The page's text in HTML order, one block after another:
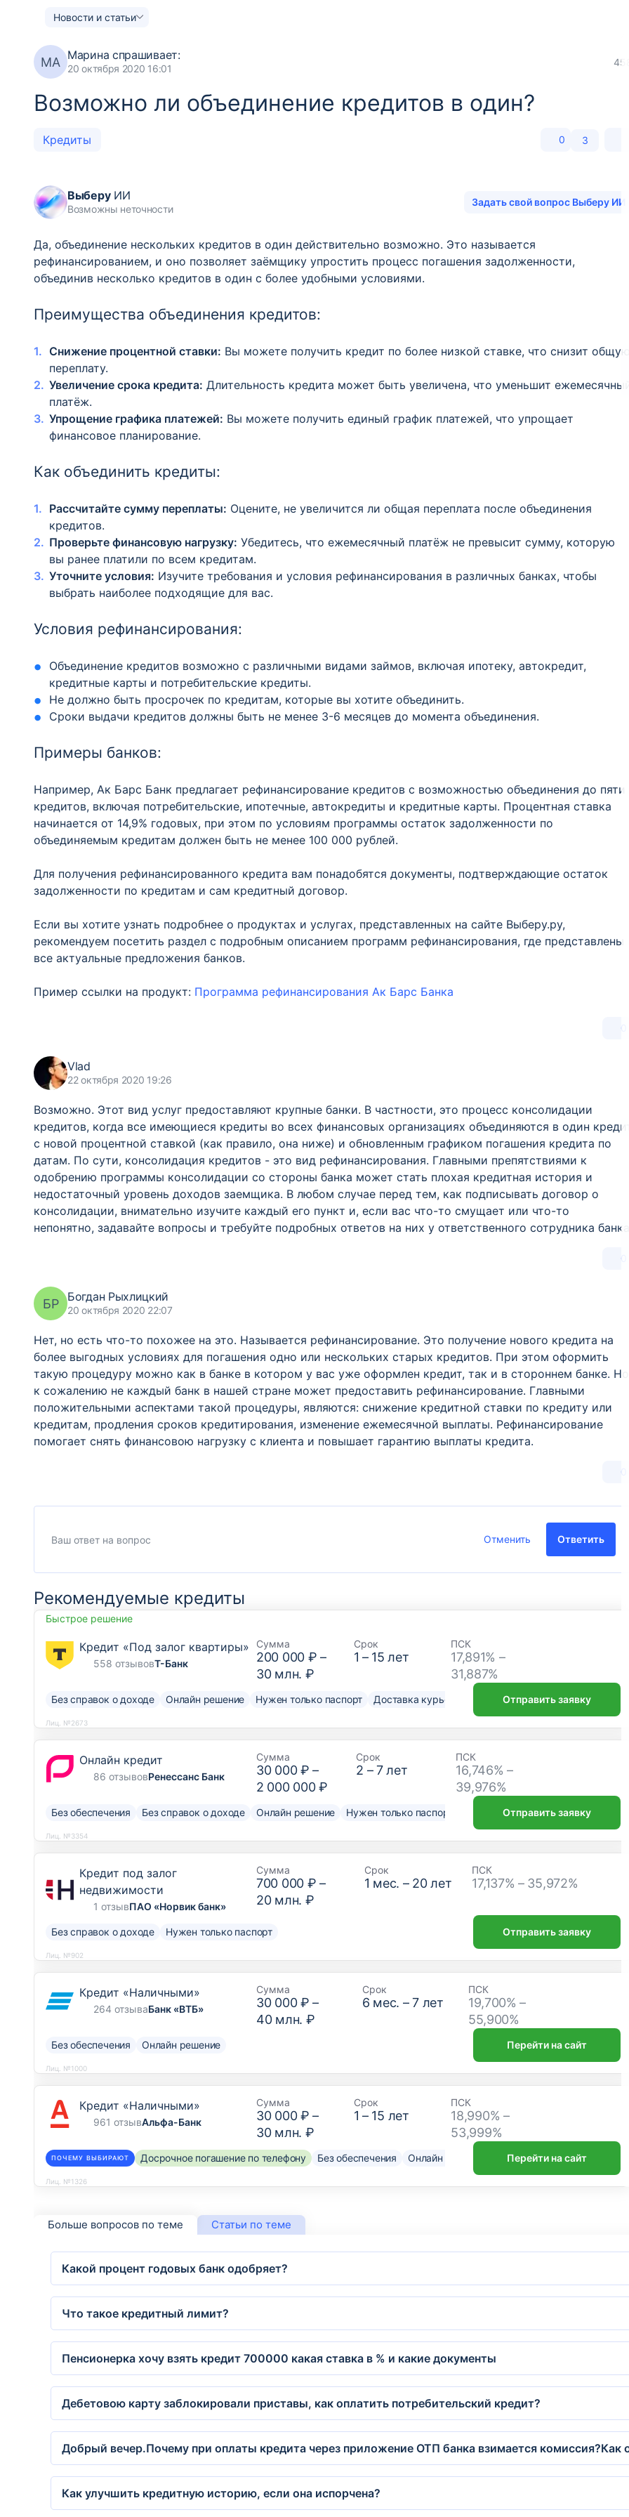
Новости и статьи
МА Марина спрашивает:
20 октября 2020 16:01
Возможно ли объединение кредитов в один?
Кредиты 0 3
ВыберуИИ
Возможны неточности
Задать свой вопрос Выберу ИИ
Да, объединение нескольких кредитов в один действительно возможно. Это называется
рефинансированием, и оно позволяет заёмщику упростить процесс погашения задолженности,
объединив несколько кредитов в один с более удобными условиями.
Преимущества объединения кредитов:
Снижение процентной ставки: Вы можете получить кредит по более низкой ставке, что снизит
переплату.
Увеличение срока кредита: Длительность кредита может быть увеличена, что уменьшит
платёж.
Упрощение графика платежей: Вы можете получить единый график платежей, что упрощает
финансовое планирование.
Как объединить кредиты:
Рассчитайте сумму переплаты: Оцените, не увеличится ли общая переплата после объединения
кредитов.
Проверьте финансовую нагрузку: Убедитесь, что ежемесячный платёж не превысит сумму, которую
вы ранее платили по всем кредитам.
Уточните условия: Изучите требования и условия рефинансирования в различных банках, чтобы
выбрать наиболее подходящие для вас.
Условия рефинансирования:
Объединение кредитов возможно с различными видами займов, включая ипотеку, автокредит,
кредитные карты и потребительские кредиты.
Не должно быть просрочек по кредитам, которые вы хотите объединить.
Сроки выдачи кредитов должны быть не менее 3-6 месяцев до момента объединения.
Примеры банков:
Например, Ак Барс Банк предлагает рефинансирование кредитов с возможностью объединения до пяти
кредитов, включая потребительские, ипотечные, автокредиты и кредитные карты. Процентная ставка
начинается от 14,9% годовых, при этом по условиям программы остаток задолженности по
объединяемым кредитам должен быть не менее 100 000 рублей.
Для получения рефинансированного кредита вам понадобятся документы, подтверждающие остаток
задолженности по кредитам и сам кредитный договор.
Если вы хотите узнать подробнее о продуктах и услугах, представленных на сайте Выберу.ру,
рекомендуем посетить раздел с подробным описанием программ рефинансирования, где представлены
все актуальные предложения банков.
Пример ссылки на продукт: Программа рефинансирования Ак Барс Банка
0
Vlad
22 октября 2020 19:26
Возможно. Этот вид услуг предоставляют крупные банки. В частности, это процесс консолидации
кредитов, когда все имеющиеся кредиты во всех финансовых организациях объединяются в один
с новой процентной ставкой (как правило, она ниже) и обновленным графиком погашения кредита по
датам. По сути, консолидация кредитов - это вид рефинансирования. Главными препятствиями к
одобрению программы консолидации со стороны банка может стать плохая кредитная история и
недостаточный уровень доходов заемщика. В любом случае перед тем, как подписывать договор о
консолидации, внимательно изучите каждый его пункт и, если вас что-то смущает или что-то
непонятно, задавайте вопросы и требуйте подробных ответов на них у ответственного сотрудника
0
БР Богдан Рыхлицкий
20 октября 2020 22:07
Нет, но есть что-то похожее на это. Называется рефинансирование. Это получение нового кредита на
более выгодных условиях для погашения одно или нескольких старых кредитов. При этом оформить
такую процедуру можно как в банке в котором у вас уже оформлен кредит, так и в стороннем банке. Но
к сожалению не каждый банк в нашей стране может предоставить рефинансирование. Главными
положительными аспектами такой процедуры, являются: снижение кредитной ставки по кредиту или
кредитам, продления сроков кредитирования, изменение ежемесячной выплаты. Рефинансирование
помогает снять финансовою нагрузку с клиента и повышает гарантию выплаты кредита.
0
Отменить Ответить
Рекомендуемые кредиты
Быстрое решение
Кредит «Под залог квартиры»
558 отзывовТ-Банк
Сумма
200 000 ₽ –
30 млн. ₽
Срок
1 – 15 лет
ПСК
17,891% –
31,887%
Без справок о доходе Онлайн решение Нужен только паспорт Доставка курьером Отправить заявку
Лиц. №2673
Онлайн кредит
86 отзывовРенессанс Банк
Сумма
30 000 ₽ –
2 000 000 ₽
Срок
2 –7лет
ПСК
16,746% –
39,976%
Без обеспечения Без справок о доходе Онлайн решение Нужен только паспорт Отправить заявку
Лиц. №3354
Кредит под залог
недвижимости
1 отзывПАО «Норвик банк»
Сумма
700 000 ₽ –
20 млн. ₽
Срок
1 мес. – 20лет
ПСК
17,137% – 35,972%
Без справок о доходе Нужен только паспорт Отправить заявку
Лиц. №902
Кредит «Наличными»
264 отзываБанк «ВТБ»
Сумма
30 000 ₽ –
40 млн. ₽
Срок
6 мес. –7лет
ПСК
19,700% –
55,900%
Без обеспечения Онлайн решение Перейти на сайт
Лиц. №1000
Кредит «Наличными»
961 отзывАльфа-Банк
Сумма
30 000 ₽ –
30 млн. ₽
Срок
1 – 15 лет
ПСК
18,990% –
53,999%
ПОЧЕМУ ВЫБИРАЮТ Досрочное погашение по телефону Без обеспечения Онлайн решение Нужен только паспорт
Перейти на сайт
Лиц. №1326
Больше вопросов по теме Статьи по теме
Какой процент годовых банк одобряет?
Что такое кредитный лимит?
Пенсионерка хочу взять кредит 700000 какая ставка в % и какие документы
Дебетовою карту заблокировали приставы, как оплатить потребительский кредит?
Добрый вечер.Почему при оплаты кредита через приложение ОТП банка взимается комиссия?Как
Как улучшить кредитную историю, если она испорчена?